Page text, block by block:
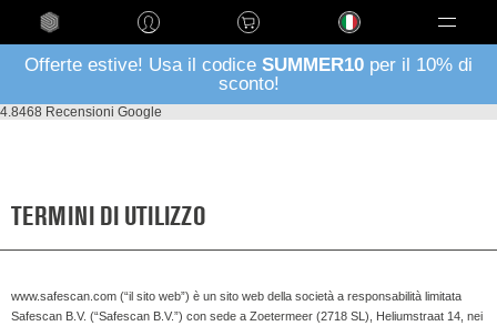
Language
Offerte estive! Usa il codice SUMMER10 per il 10% di
sconto!
4.8468 Recensioni Google
TERMINI DI UTILIZZO
www.safescan.com (“il sito web”) è un sito web della società a responsabilità limitata
Safescan B.V. (“Safescan B.V.”) con sede a Zoetermeer (2718 SL), Heliumstraat 14, nei